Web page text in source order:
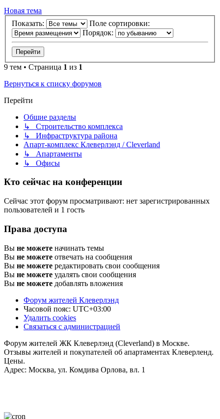
Новая тема
Показать:
Поле сортировки:
Порядок:
9 тем • Страница 1 из 1
Вернуться к списку форумов
Перейти
Общие разделы
↳ Строительство комплекса
↳ Инфраструктура района
Апарт-комплекс Клеверлэнд / Cleverland
↳ Апартаменты
↳ Офисы
Кто сейчас на конференции
Сейчас этот форум просматривают: нет зарегистрированных
пользователей и 1 гость
Права доступа
Вы не можете начинать темы
Вы не можете отвечать на сообщения
Вы не можете редактировать свои сообщения
Вы не можете удалять свои сообщения
Вы не можете добавлять вложения
Форум жителей Клеверлэнд
Часовой пояс: UTC+03:00
Удалить cookies
Связаться с администрацией
Форум жителей ЖК Клеверлэнд (Cleverland) в Москве.
Отзывы жителей и покупателей об апартаментах Клеверленд.
Цены.
Адрес: Москва, ул. Комдива Орлова, вл. 1